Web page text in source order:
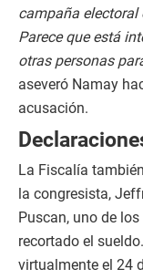
campaña electoral
Parece que está
otras personas
aseveró Namay
acusación.
La Fiscalía
la congresista,
Puscan, uno de
recortado el
virtualmente el 24